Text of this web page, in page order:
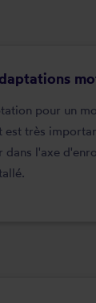
pour un
est très
dans l'axe